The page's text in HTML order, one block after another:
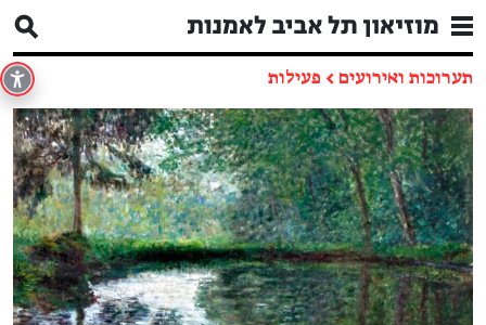
תערוכות ואירועים ← פעילות